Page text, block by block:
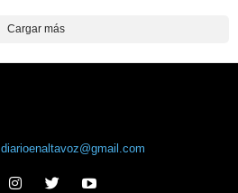
Cargar más
diarioenaltavoz@gmail.com